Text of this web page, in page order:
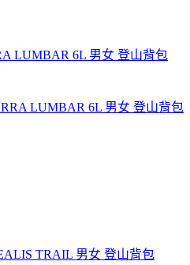
LUMBAR 6L 男女 登山背包